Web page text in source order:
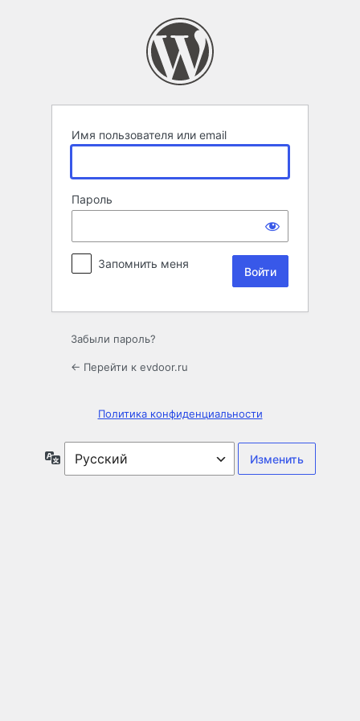
Имя пользователя или email
Пароль
Запомнить меня
Забыли пароль?
← Перейти к evdoor.ru
Политика конфиденциальности
Язык